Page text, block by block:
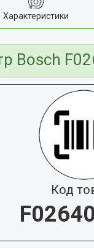
Характеристики
Bosch
Код